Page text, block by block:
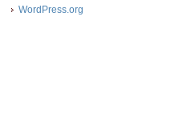
WordPress.org